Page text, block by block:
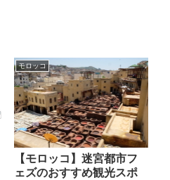
モロッコ
【モロッコ】迷宮都市フ
ェズのおすすめ観光スポ